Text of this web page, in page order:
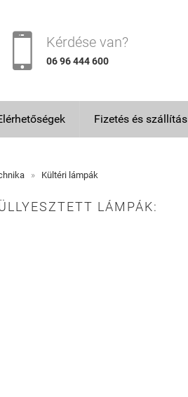
 Kérdése van?
06 96 444 600
Fizetés és szállítás
» Kültéri lámpák
LÁMPÁK: